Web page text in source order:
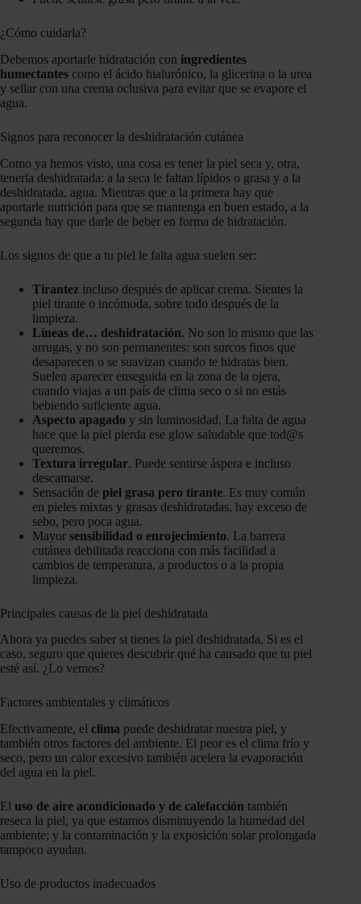
¿Cómo cuidarla?
Debemos aportarle hidratación con ingredientes
humectantes como el ácido hialurónico, la glicerina o la urea
y sellar con una crema oclusiva para evitar que se evapore el
agua.
Signos para reconocer la deshidratación cutánea
Como ya hemos visto, una cosa es tener la piel seca y, otra,
tenerla deshidratada: a la seca le faltan lípidos o grasa y a la
deshidratada, agua. Mientras que a la primera hay que
aportarle nutrición para que se mantenga en buen estado, a la
segunda hay que darle de beber en forma de hidratación.
Los signos de que a tu piel le falta agua suelen ser:
Tirantez incluso después de aplicar crema. Sientes la
piel tirante o incómoda, sobre todo después de la
limpieza.
Líneas de… deshidratación. No son lo mismo que las
arrugas, y no son permanentes: son surcos finos que
desaparecen o se suavizan cuando te hidratas bien.
Suelen aparecer enseguida en la zona de la ojera,
cuando viajas a un país de clima seco o si no estás
bebiendo suficiente agua.
Aspecto apagado y sin luminosidad. La falta de agua
hace que la piel pierda ese glow saludable que tod@s
queremos.
Textura irregular. Puede sentirse áspera e incluso
descamarse.
Sensación de piel grasa pero tirante. Es muy común
en pieles mixtas y grasas deshidratadas, hay exceso de
sebo, pero poca agua.
Mayor sensibilidad o enrojecimiento. La barrera
cutánea debilitada reacciona con más facilidad a
cambios de temperatura, a productos o a la propia
limpieza.
Principales causas de la piel deshidratada
Ahora ya puedes saber si tienes la piel deshidratada. Si es el
caso, seguro que quieres descubrir qué ha causado que tu piel
esté así. ¿Lo vemos?
Factores ambientales y climáticos
Efectivamente, el clima puede deshidratar nuestra piel, y
también otros factores del ambiente. El peor es el clima frío y
seco, pero un calor excesivo también acelera la evaporación
del agua en la piel.
El uso de aire acondicionado y de calefacción también
reseca la piel, ya que estamos disminuyendo la humedad del
ambiente; y la contaminación y la exposición solar prolongada
tampoco ayudan.
Uso de productos inadecuados